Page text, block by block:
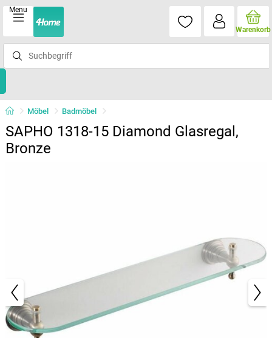
Menu
Warenkorb
Möbel Badmöbel
SAPHO 1318-15 Diamond Glasregal,
Bronze